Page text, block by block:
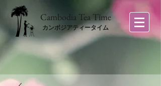
​Cambodia Tea Time
カンボジアティータイム